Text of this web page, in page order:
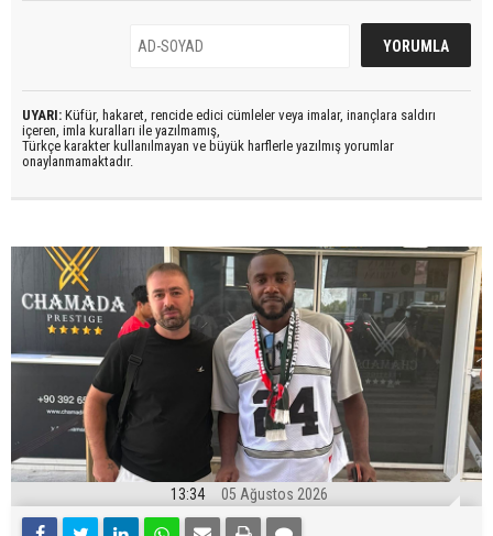
UYARI: Küfür, hakaret, rencide edici cümleler veya imalar, inançlara saldırı
içeren, imla kuralları ile yazılmamış,
Türkçe karakter kullanılmayan ve büyük harflerle yazılmış yorumlar
onaylanmamaktadır.
13:34 05 Ağustos 2026